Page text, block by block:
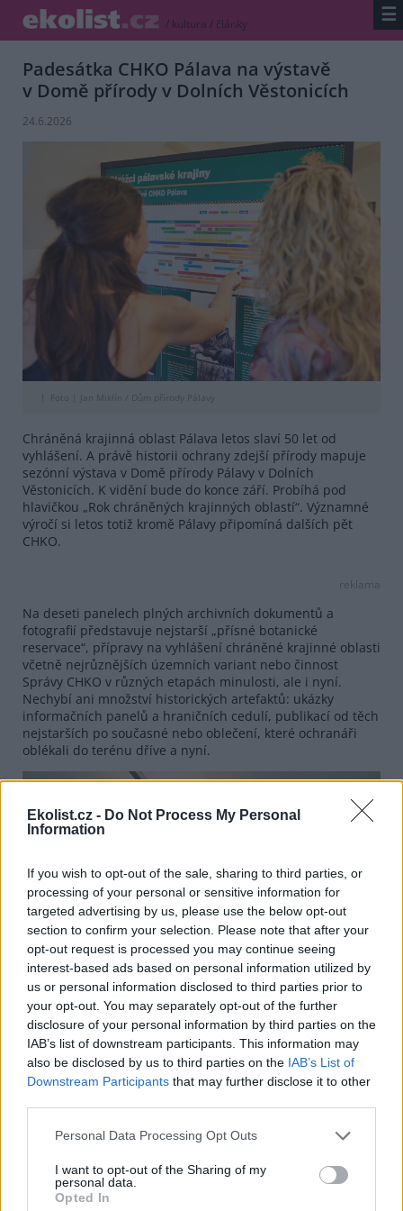
Ekolist.cz - Do Not Process My Personal
Information
If you wish to opt-out of the sale, sharing to third parties, or
processing of your personal or sensitive information for
targeted advertising by us, please use the below opt-out
section to confirm your selection. Please note that after your
opt-out request is processed you may continue seeing
interest-based ads based on personal information utilized by
us or personal information disclosed to third parties prior to
your opt-out. You may separately opt-out of the further
disclosure of your personal information by third parties on the
IAB’s list of downstream participants. This information may
also be disclosed by us to third parties on the IAB’s List of
Downstream Participants that may further disclose it to other
Personal Data Processing Opt Outs
I want to opt-out of the Sharing of my
personal data.
Opted In
/ kultura / články ☰
Padesátka CHKO Pálava na výstavě
v Domě přírody v Dolních Věstonicích
24.6.2026
Foto | Jan Miklín / Dům přírody Pálavy
Chráněná krajinná oblast Pálava letos slaví 50 let od
vyhlášení. A právě historii ochrany zdejší přírody mapuje
sezónní výstava v Domě přírody Pálavy v Dolních
Věstonicích. K vidění bude do konce září. Probíhá pod
hlavičkou „Rok chráněných krajinných oblastí“. Významné
výročí si letos totiž kromě Pálavy připomíná dalších pět
CHKO.
reklama
Na deseti panelech plných archivních dokumentů a
fotografií představuje nejstarší „přísné botanické
reservace“, přípravy na vyhlášení chráněné krajinné oblasti
včetně nejrůznějších územních variant nebo činnost
Správy CHKO v různých etapách minulosti, ale i nyní.
Nechybí ani množství historických artefaktů: ukázky
informačních panelů a hraničních cedulí, publikací od těch
nejstarších po současné nebo oblečení, které ochranáři
oblékali do terénu dříve a nyní.
Foto |Jan Miklín / Dům přírody Pálavy
Pálava, která nám dodala nejrůznější podklady a archiválie,
společně jsme připravovali i celý koncept,“ popisuje Jan
Miklín, vedoucí Domu přírody Pálavy.
Aby výstava zaujala i děti, doplnilo ji pálavské muzeum o
několik hravých prvků. Jedním z nich je velké dřevěné